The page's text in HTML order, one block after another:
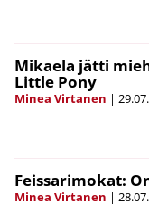
Mikaela jätti
Little Pony
Minea Virtanen |
Feissarimokat:
Minea Virtanen |